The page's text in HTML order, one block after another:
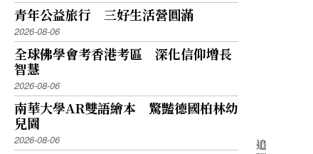
青年公益旅行 三好生活營圓滿
2026-08-06
全球佛學會考香港考區 深化信仰增長
智慧
2026-08-06
南華大學AR雙語繪本 驚豔德國柏林幼
兒園
2026-08-06
追